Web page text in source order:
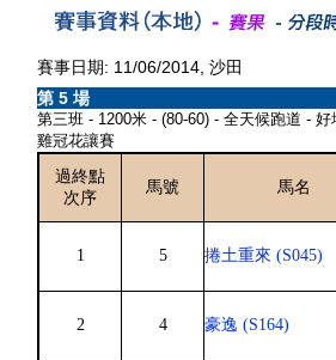
賽事日期: 11/06/2014, 沙田
第 5 場
第三班 - 1200米 - (80-60) - 全天候跑道 - 好
雞冠花讓賽
過終點
次序
馬號
馬名
1 5 捲土重來 (S045)
2 4 豪逸 (S164)